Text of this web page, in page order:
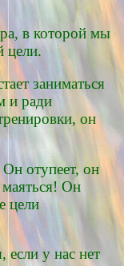
в которой мы
цели.
заниматься
и ради
он
Он отупеет, он
маяться! Он
цели
если у нас нет